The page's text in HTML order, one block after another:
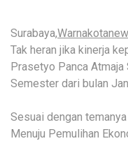
Surabaya,
Tak heran jika kinerja
Prasetyo Panca Atmaja
Semester dari bulan
Sesuai dengan
Menuju Pemulihan